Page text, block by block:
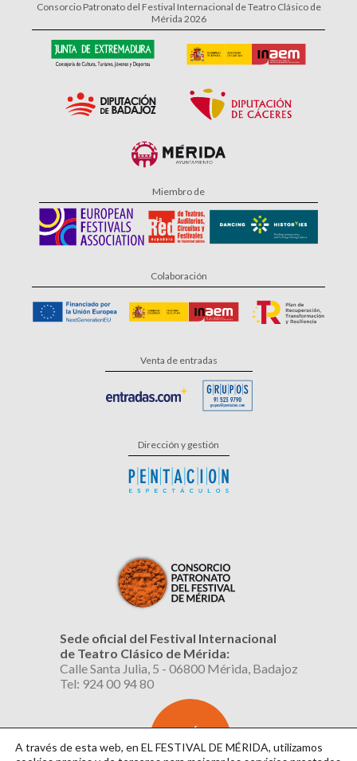
Consorcio Patronato del Festival Internacional de Teatro Clásico de
Mérida 2026
Miembro de
Colaboración
Venta de entradas
Dirección y gestión
Sede oficial del Festival Internacional
de Teatro Clásico de Mérida:
Calle Santa Julia, 5 - 06800 Mérida, Badajoz
Tel: 924 00 94 80
SUSCRÍBETE
AL BOLETÍN
A través de esta web, en EL FESTIVAL DE MÉRIDA, utilizamos